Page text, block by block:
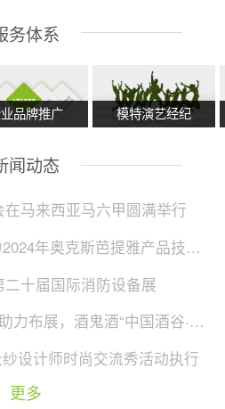
务体系
品牌推广 模特演艺经纪
闻动态
马来西亚马六甲圆满举行
海外案例 | 拓源助力2024年奥克斯芭提雅产品技术培训会议圆满举行
十届国际消防设备展
长沙活动执行 |拓源助力布展，酒鬼酒“中国酒谷·湘西影像艺术展”落地
设计师时尚交流秀活动执行
更多